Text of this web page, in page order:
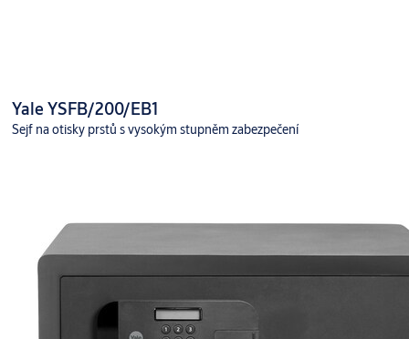
Yale YSFB/200/EB1
Sejf na otisky prstů s vysokým stupněm zabezpečení